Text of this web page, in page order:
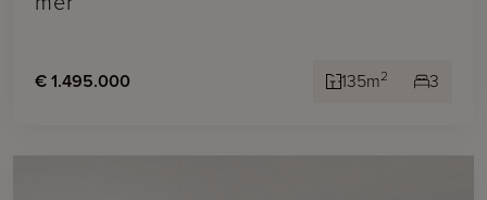
€ 1.495.000 135m2 3